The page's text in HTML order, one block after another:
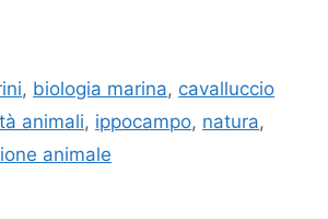
, biologia marina, cavalluccio
animali, ippocampo, natura,
animale